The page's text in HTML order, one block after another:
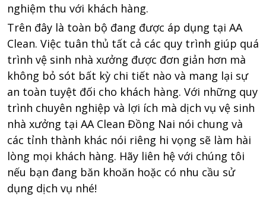
nghiệm thu với khách hàng.
Trên đây là toàn bộ đang được áp dụng tại AA
Clean. Việc tuân thủ tất cả các quy trình giúp quá
trình vệ sinh nhà xưởng được đơn giản hơn mà
không bỏ sót bất kỳ chi tiết nào và mang lại sự
an toàn tuyệt đối cho khách hàng. Với những quy
trình chuyên nghiệp và lợi ích mà dịch vụ vệ sinh
nhà xưởng tại AA Clean Đồng Nai nói chung và
các tỉnh thành khác nói riêng hi vọng sẽ làm hài
lòng mọi khách hàng. Hãy liên hệ với chúng tôi
nếu bạn đang băn khoăn hoặc có nhu cầu sử
dụng dịch vụ nhé!